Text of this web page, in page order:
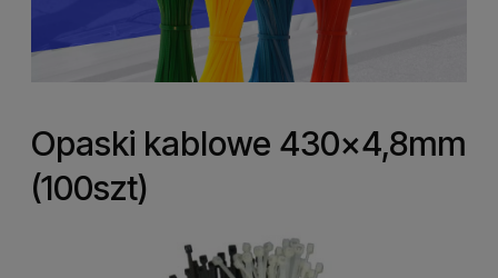
Opaski kablowe 430x4,8mm
(100szt)